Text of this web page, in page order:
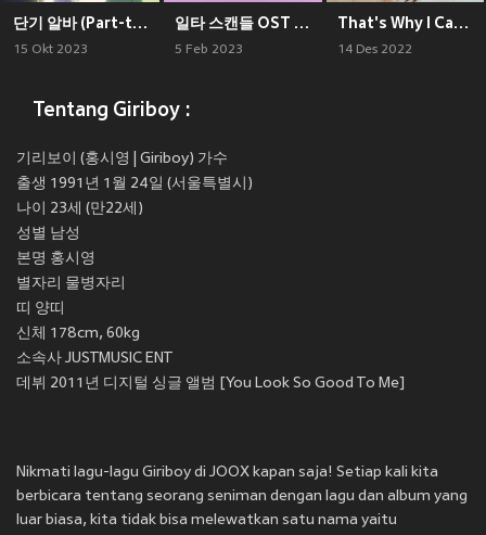
단기 알바 (Part-time Job)
15 Okt 2023
일타 스캔들 OST Part 4
5 Feb 2023
That's Why I Can't Talk About Love
14 Des 2022
Tentang Giriboy :
기리보이 (홍시영 | Giriboy) 가수
출생 1991년 1월 24일 (서울특별시)
나이 23세 (만22세)
성별 남성
본명 홍시영
별자리 물병자리
띠 양띠
신체 178cm, 60kg
소속사 JUSTMUSIC ENT
데뷔 2011년 디지털 싱글 앨범 [You Look So Good To Me]
Nikmati lagu-lagu Giriboy di JOOX kapan saja! Setiap kali kita
berbicara tentang seorang seniman dengan lagu dan album yang
luar biasa, kita tidak bisa melewatkan satu nama yaitu